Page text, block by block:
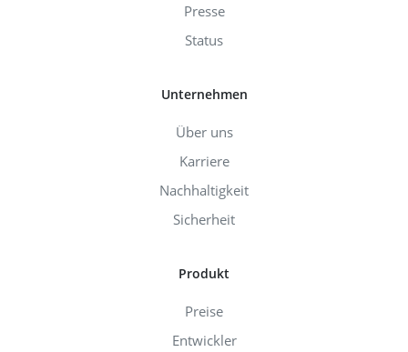
Presse
Status
Unternehmen
Über uns
Karriere
Nachhaltigkeit
Sicherheit
Produkt
Preise
Entwickler